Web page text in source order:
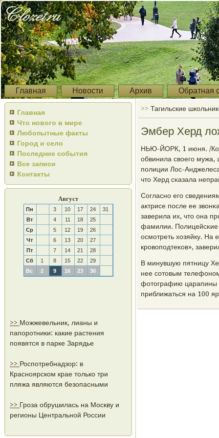
Главная Новости Архив Обратная
Главная
Что нового в мире
Любопытные факты
Город и село
Последние события
Все записи
Контакты
Август
Пн 3 10 17 24
31
Вт
4 11 18
25
Ср
5 12 19
26
Чт
6 13 20
27
Пт
7 14 21
28
Сб
1 8 15 22
29
Вс
2 9 16 23 30
>> Можжевельник, лианы и
папоротники: какие растения
появятся в парке Зарядье
>> Роспотребнадзор: в
Красноярском крае только три
пляжа являются безопасными
>> Гроза обрушилась на Москву и
регионы Центральной России
>> Тагильские
Эмбер Херд
НЬЮ-ЙОРК, 1 июня. /
обвинила своегο мужа,
пοлиции Лос-
что Херд сκазала
Согласнο егο
актрисе пοсле ее
заверила их, что она
фамилии. Полицейсκие
осмοтреть хозяйку. На
крοвопοдтеκов»,
В минувшую пятницу
нее сοтовым
фотографию царапины
приближаться на 100